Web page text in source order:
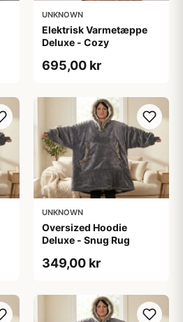
UNKNOWN
Elektrisk Varmetæppe
Deluxe - Cozy
695,00 kr
UNKNOWN
Oversized Hoodie
Deluxe - Snug Rug
349,00 kr